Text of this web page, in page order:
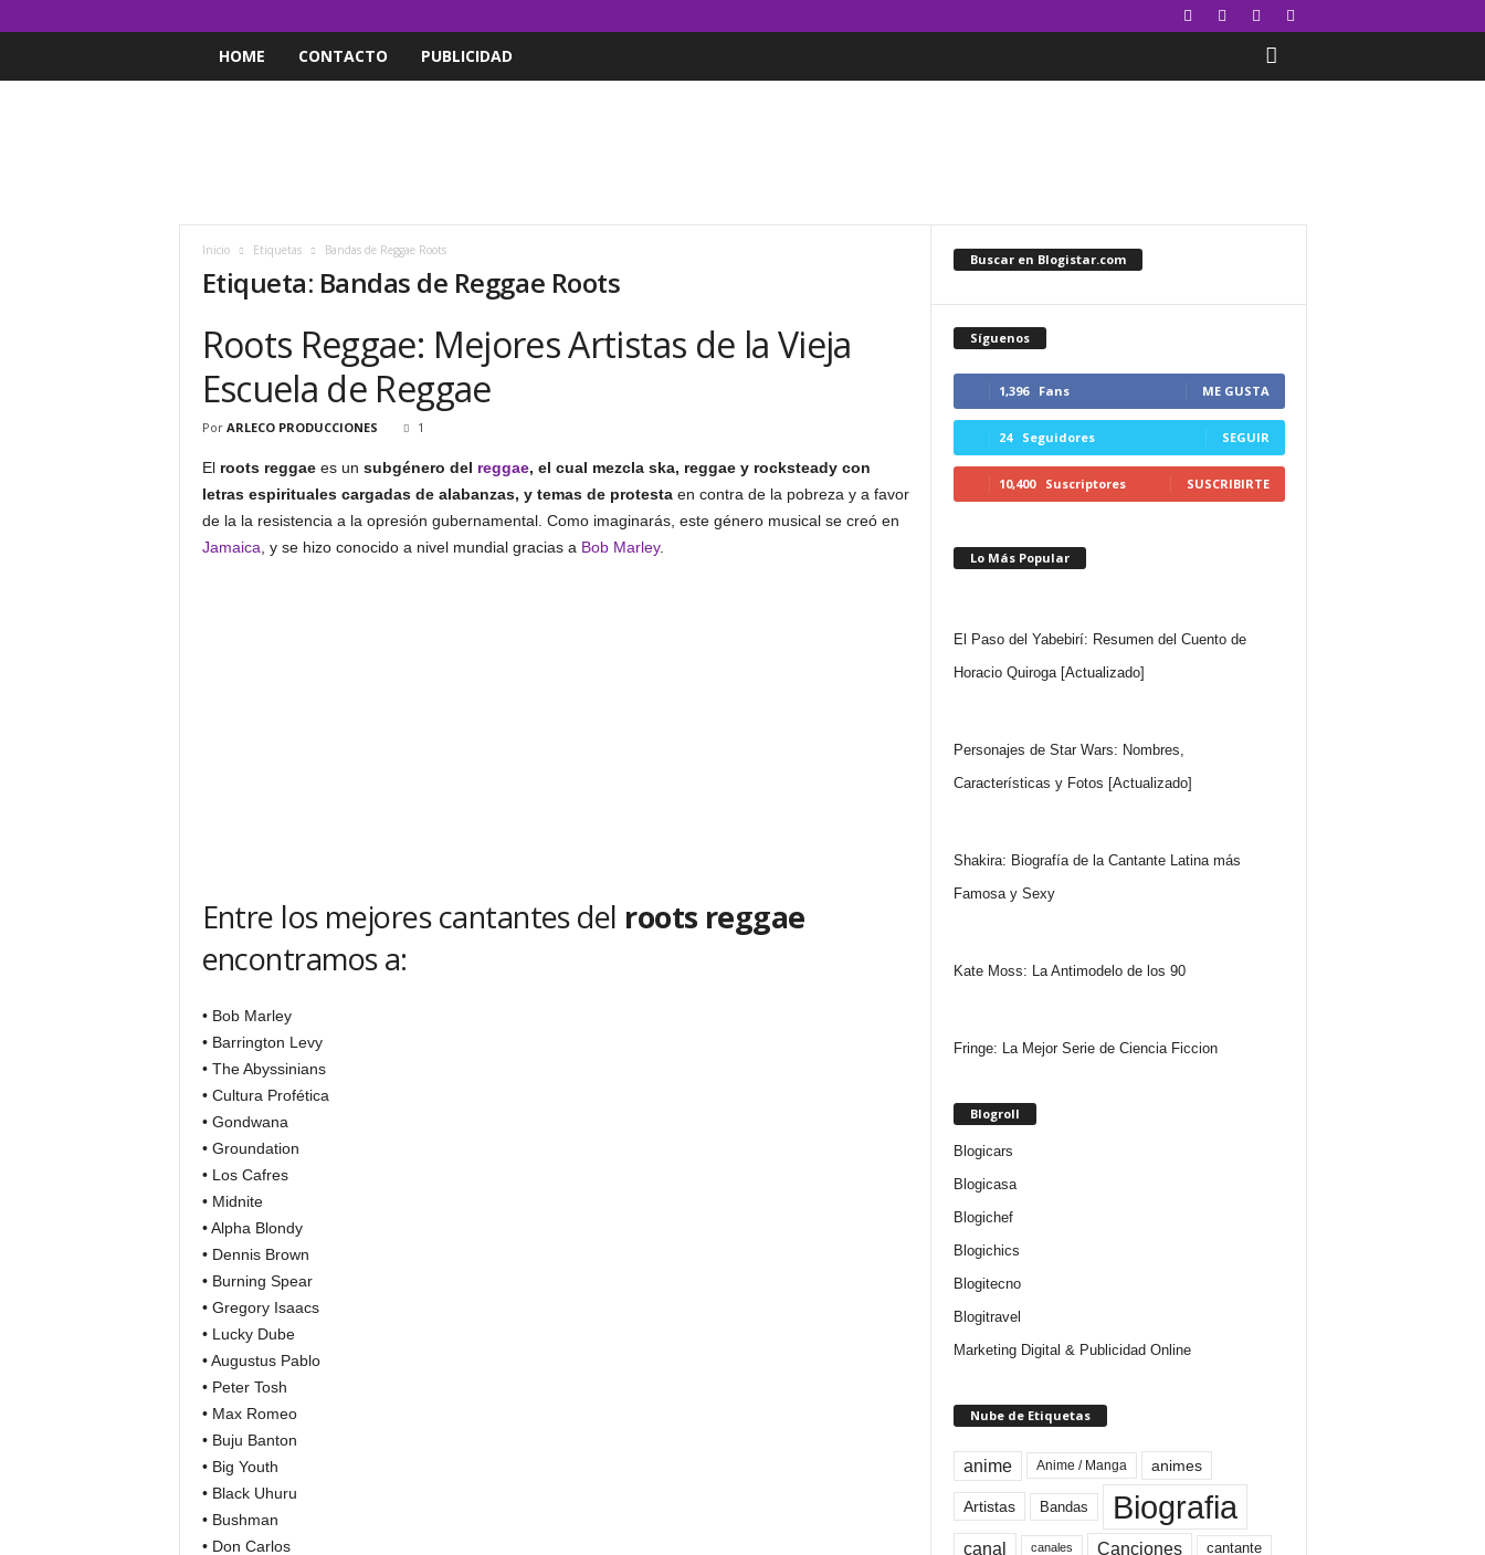
HOME CONTACTO PUBLICIDAD
Inicio Etiquetas Bandas de Reggae Roots
Etiqueta: Bandas de Reggae Roots
Roots Reggae: Mejores Artistas de la Vieja
Escuela de Reggae
Por ARLECO PRODUCCIONES 1
El roots reggaees un subgénero del reggae, el cual mezcla ska, reggae y rocksteady con
letras espirituales cargadas de alabanzas, y temas de protestaen contra de la pobreza y a favor
de la la resistencia a la opresión gubernamental. Como imaginarás, este género musical se creó en
Jamaica , y se hizo conocido a nivel mundial gracias a Bob Marley.
Entre los mejores cantantes del roots reggae
encontramos a:
• Bob Marley
• Barrington Levy
• The Abyssinians
• Cultura Profética
• Gondwana
• Groundation
• Los Cafres
• Midnite
• Alpha Blondy
• Dennis Brown
• Burning Spear
• Gregory Isaacs
• Lucky Dube
• Augustus Pablo
• Peter Tosh
• Max Romeo
• Buju Banton
• Big Youth
• Black Uhuru
• Bushman
• Don Carlos
Buscar en Blogistar.com
Síguenos
1,396 Fans ME GUSTA
24 Seguidores SEGUIR
10,400 Suscriptores SUSCRIBIRTE
Lo Más Popular
El Paso del Yabebirí: Resumen del Cuento de
Horacio Quiroga [Actualizado]
Personajes de Star Wars: Nombres,
Características y Fotos [Actualizado]
Shakira: Biografía de la Cantante Latina más
Famosa y Sexy
Kate Moss: La Antimodelo de los 90
Fringe: La Mejor Serie de Ciencia Ficcion
Blogroll
Blogicars
Blogicasa
Blogichef
Blogichics
Blogitecno
Blogitravel
Marketing Digital & Publicidad Online
Nube de Etiquetas
anime Anime / Manga animes
Artistas Bandas Biografia
canal canales Canciones cantante